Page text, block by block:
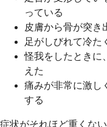
っている
皮膚から骨が突き
足がしびれて冷た
怪我をしたときに
えた
痛みが非常に激し
する
症状がそれほど重くな